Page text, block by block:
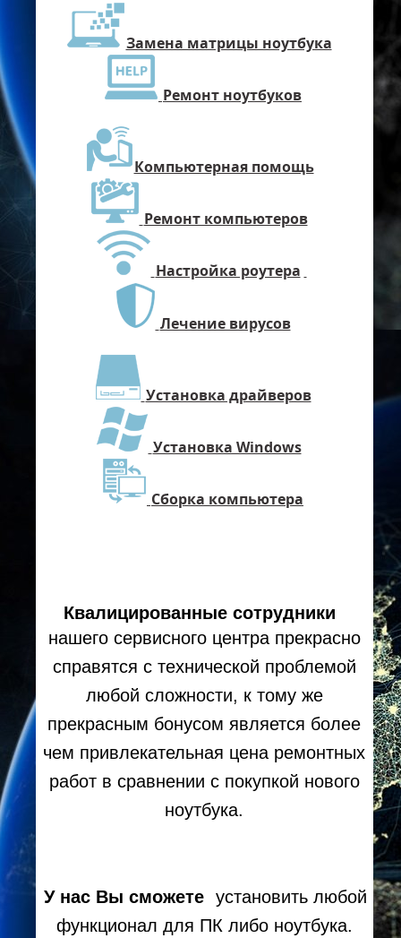
Замена матрицы ноутбука
Ремонт ноутбуков
Компьютерная помощь
Ремонт компьютеров
Настройка роутера
Лечение вирусов
Установка драйверов
Установка Windows
Сборка компьютера
Квалицированные сотрудники
нашего сервисного центра прекрасно
справятся с технической проблемой
любой сложности, к тому же
прекрасным бонусом является более
чем привлекательная цена ремонтных
работ в сравнении с покупкой нового
ноутбука.
У нас Вы сможете
установить любой
функционал для ПК либо ноутбука.